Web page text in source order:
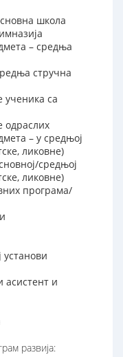
школа
– средња
стручна
ученика са
одраслих
– у средњој
ликовне)
средњој
ликовне)
програма/
установи
асистент и
развија: